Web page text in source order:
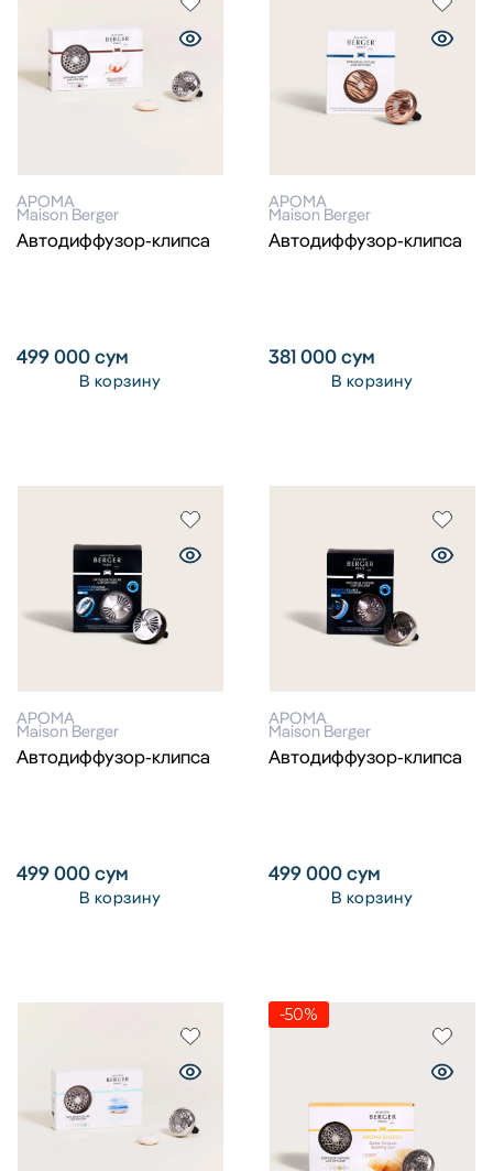
АРОМА
Maison Berger
Автодиффузор-клипса
499 000сум
В корзину
АРОМА
Maison Berger
Автодиффузор-клипса
381 000сум
В корзину
АРОМА
Maison Berger
Автодиффузор-клипса
499 000сум
В корзину
АРОМА
Maison Berger
Автодиффузор-клипса
499 000сум
В корзину
-50%